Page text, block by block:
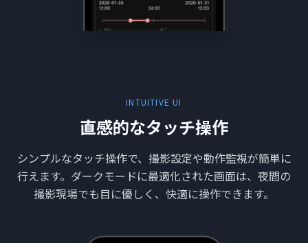
INTUITIVE UI
直感的なタッチ操作
シンプルなタッチ操作で、撮影設定や動作監視が簡単に
行えます。ダークモードに最適化された画面は、夜間の
撮影現場でも目に優しく、快適に操作できます。